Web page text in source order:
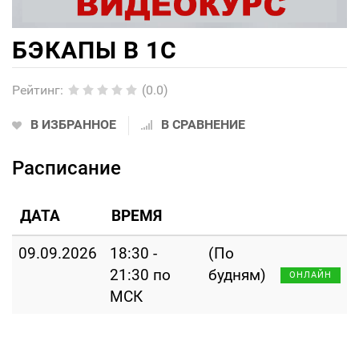
БЭКАПЫ В 1С
Рейтинг: (0.0)
В ИЗБРАННОЕ В СРАВНЕНИЕ
Расписание
ДАТА ВРЕМЯ
09.09.2026
18:30 -
21:30 по
МСК
(По
будням)
ОНЛАЙН